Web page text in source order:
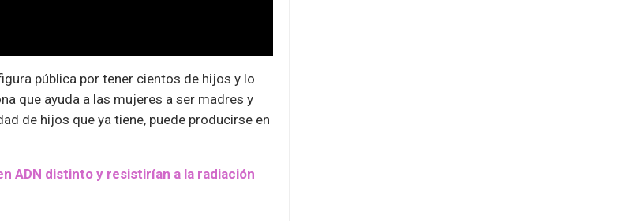
pública por tener cientos de hijos y lo
que ayuda a las mujeres a ser madres y
de hijos que ya tiene, puede producirse en
ADN distinto y resistirían a la radiación